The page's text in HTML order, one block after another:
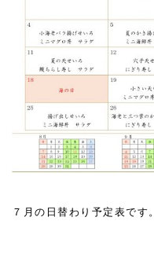
７月の日替わり予定表です。